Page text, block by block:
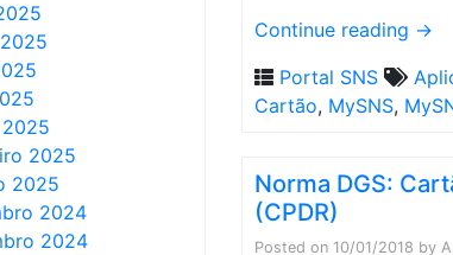
2025
2025
2024
2024
Continue reading →
Portal SNS
Cartão, MySNS,
Norma DGS:
(CPDR)
Posted on 10/01/2018 by